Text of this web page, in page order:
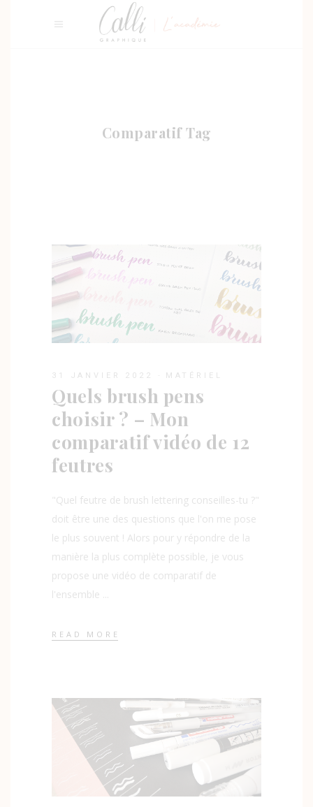
Comparatif Tag
31 JANVIER 2022 MATÉRIEL
Quels brush pens
choisir ? – Mon
comparatif vidéo de 12
feutres
"Quel feutre de brush lettering conseilles-tu ?"
doit être une des questions que l'on me pose
le plus souvent ! Alors pour y répondre de la
manière la plus complète possible, je vous
propose une vidéo de comparatif de
l'ensemble
READ MORE